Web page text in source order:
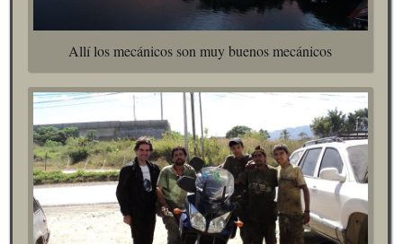
Allí los mecánicos son muy buenos mecánicos